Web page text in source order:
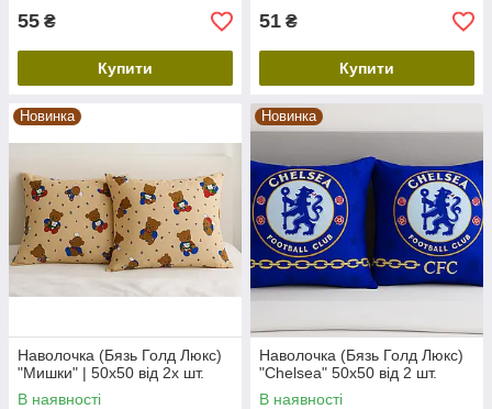
55 ₴
Купити
51 ₴
Купити
Новинка
Наволочка (Бязь Голд Люкс)
"Мишки" | 50х50 від 2х шт.
В наявності
Новинка
Наволочка (Бязь Голд Люкс)
"Chelsea" 50х50 від 2 шт.
В наявності